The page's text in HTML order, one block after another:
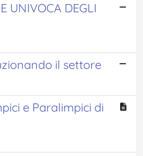
UNIVOCA DEGLI
il settore
e Paralimpici di